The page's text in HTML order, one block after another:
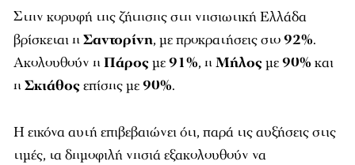
Στην κορυφή της ζήτησης στη νησιωτική Ελλάδα
βρίσκεται ηΣαντορίνη, με προκρατήσεις στο92%.
Ακολουθούν ηΠάροςμε91%, ηΜήλοςμε90% και
ηΣκιάθοςεπίσης με90%.
Η εικόνα αυτή επιβεβαιώνει ότι, παρά τις αυξήσεις στις
τιμές, τα δημοφιλή νησιά εξακολουθούν να